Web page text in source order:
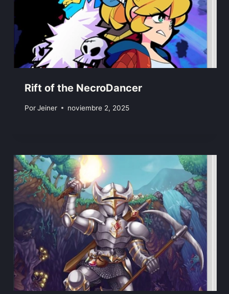
Rift of the NecroDancer
PorJeiner noviembre 2, 2025